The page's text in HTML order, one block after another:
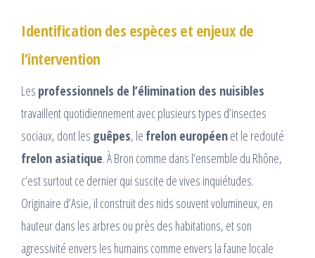
Identification des espèces et enjeux de
l’intervention
Les professionnels de l’élimination des nuisibles
travaillent quotidiennement avec plusieurs types d’insectes
sociaux, dont les guêpes, le frelon européenet le redouté
frelon asiatique. À Bron comme dans l’ensemble du Rhône,
c’est surtout ce dernier qui suscite de vives inquiétudes.
Originaire d’Asie, il construit des nids souvent volumineux, en
hauteur dans les arbres ou près des habitations, et son
agressivité envers les humains comme envers la faune locale